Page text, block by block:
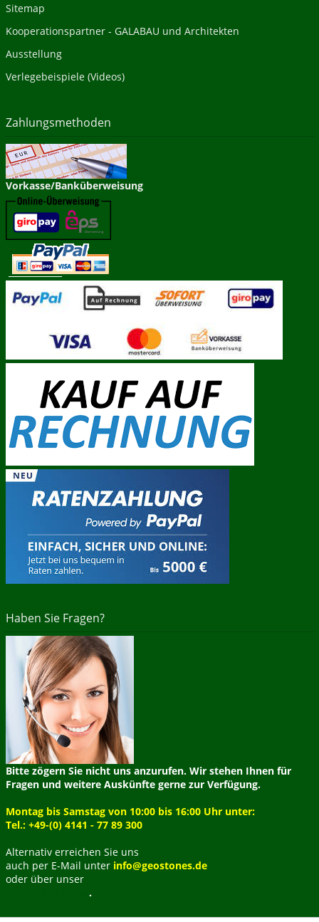
Sitemap
Kooperationspartner - GALABAU und Architekten
Ausstellung
Verlegebeispiele (Videos)
Zahlungsmethoden
Vorkasse/Banküberweisung
Haben Sie Fragen?
Bitte zögern Sie nicht uns anzurufen. Wir stehen Ihnen für
Fragen und weitere Auskünfte gerne zur Verfügung.
Montag bis Samstag von 10:00 bis 16:00 Uhr unter:
Tel.: +49-(0) 4141 - 77 89 300
Alternativ erreichen Sie uns
auch per E-Mail unter info@geostones.de
oder über unser
.